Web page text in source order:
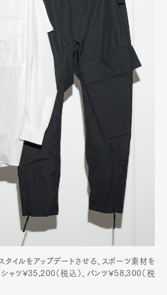
イルをアップデートさせる、スポーツ素材を
ャツ¥35,200（税込）、パンツ¥58,300（税